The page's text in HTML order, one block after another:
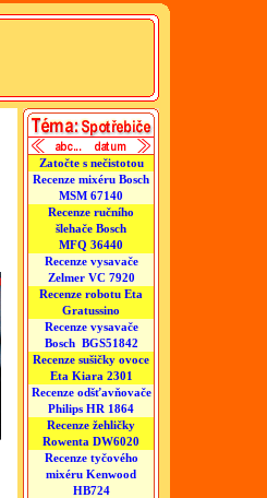
Zatočte s nečistotou
Recenze mixéru Bosch
MSM 67140
Recenze ručního
šlehače Bosch
MFQ 36440
Recenze vysavače
Zelmer VC 7920
Recenze robotu Eta
Gratussino
Recenze vysavače
Bosch BGS51842
Recenze sušičky ovoce
Eta Kiara 2301
Recenze odšťavňovače
Philips HR 1864
Recenze žehličky
Rowenta DW6020
Recenze tyčového
mixéru Kenwood
HB724